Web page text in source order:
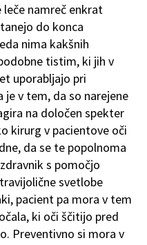
leče namreč enkrat
do konca
nima kakšnih
tistim, ki jih v
uporabljajo pri
je v tem, da so narejene
na določen spekter
kirurg v pacientove oči
da se te popolnoma
s pomočjo
svetlobe
pacient pa mora v tem
ki oči ščitijo pred
Preventivno si mora v